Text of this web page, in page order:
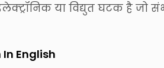
या विद्युत घटक है जो
English